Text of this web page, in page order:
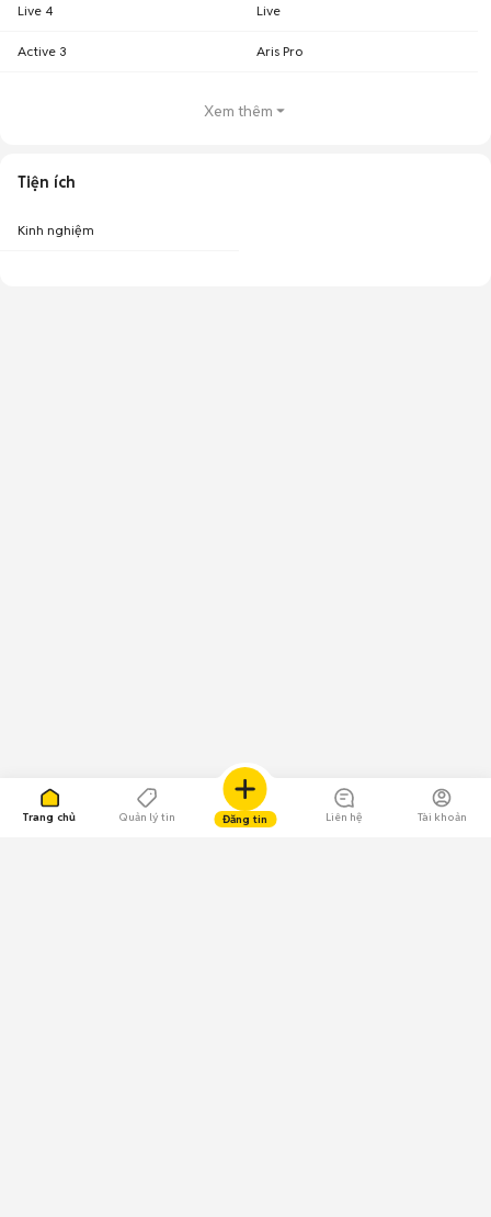
Trang chủ Quản lý tin Đăng tin Liên hệ Tài khoản
Live 4 Live
Active 3 Aris Pro
Xem thêm
Tiện ích
Kinh nghiệm